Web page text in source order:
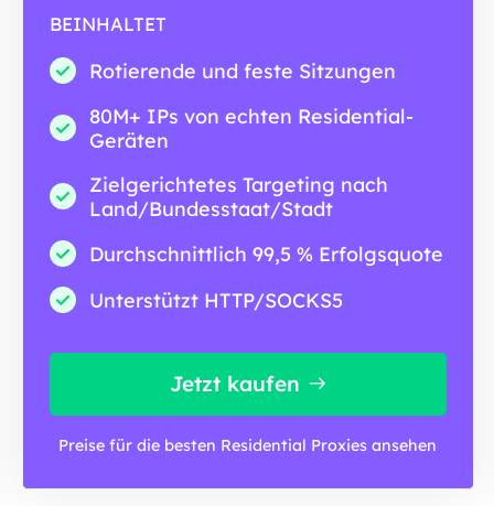
BEINHALTET
Rotierende und feste Sitzungen
80M+ IPs von echten Residential-
Geräten
Zielgerichtetes Targeting nach
Land/Bundesstaat/Stadt
Durchschnittlich 99,5 % Erfolgsquote
Unterstützt HTTP/SOCKS5
Jetzt kaufen
Preise für die besten Residential Proxies ansehen